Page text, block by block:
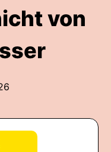
von